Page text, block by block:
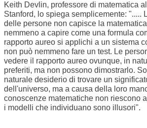
Keith Devlin, professore di matematica
Stanford, lo spiega semplicemente: ".....
delle persone non capisce la
nemmeno a capire come una formula
rapporto aureo si applichi a un sistema
non può nemmeno fare un test. Le
vedere il rapporto aureo ovunque, in
preferiti, ma non possono dimostrarlo.
naturale desiderio di trovare un
dell'universo, ma a causa della loro
conoscenze matematiche non riescono
i modelli che individuano sono illusori".